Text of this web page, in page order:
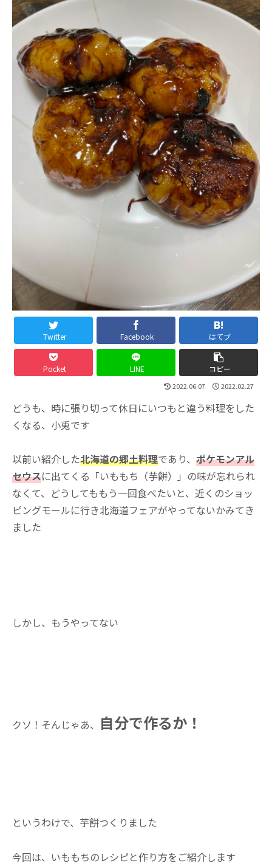
Twitter Facebook はてブ
Pocket LINE コピー
2022.06.07 2022.02.27
どうも、時に張り切って休日にいつもと違う料理をした
くなる、小兎です
以前い紹介した北海道の郷土料理であり、 ポケモンアル
セウスに出てくる「いももち（芋餅）」の味が忘れられ
なくて、どうしてももう一回食べたいと、近くのショッ
ピングモールに行き北海道フェアがやってないかみてき
ました
しかし、もうやってない
クソ！そんじゃあ、 自分で作るか！
というわけで、芋餅つくりました
今回は、いももちのレシピと作り方をご紹介します